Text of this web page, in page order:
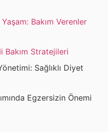
Bakım Verenler
Bakım Stratejileri
Sağlıklı Diyet
Egzersizin Önemi